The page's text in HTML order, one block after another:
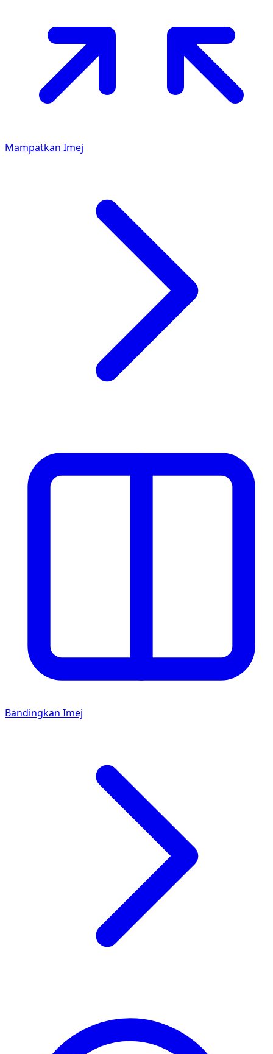
Mampatkan Imej
Bandingkan Imej